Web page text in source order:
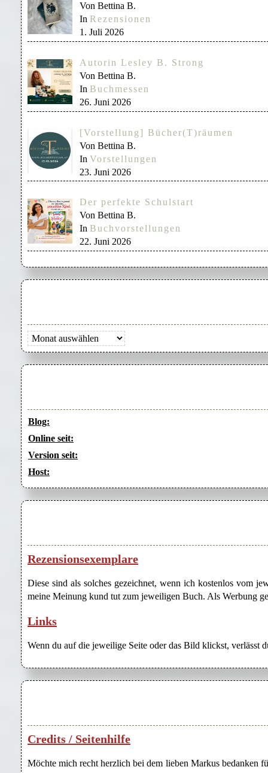
Von Bettina B.
In Rezensionen
1. Juli 2026
Autorin Lesley B. Strong
Von Bettina B.
In Buchmessen
26. Juni 2026
[Vorstellung] Bücher(T)räumen
Von Bettina B.
In Vorstellungen
23. Juni 2026
Der perfekte Schulstart
Von Bettina B.
In Buchvorstellungen
22. Juni 2026
Archiv
Blog:
Online seit:
Version seit:
Host:
Rezensionsexemplare
Diese sind als solches gezeichnet, wenn ich kostenlos vom
meine Meinung kund tut zum jeweiligen Buch. Als Werbung
Links
Wenn du auf die jeweilige Seite oder das Bild klickst, verlässt
Credits / Seitenhilfe
Möchte mich recht herzlich bei dem lieben Markus bedanken